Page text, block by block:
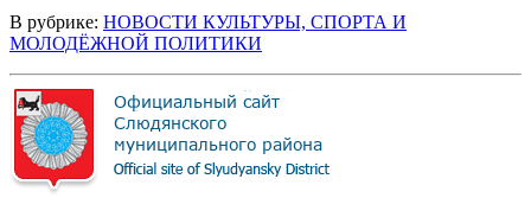
В рубрике: НОВОСТИ КУЛЬТУРЫ, СПОРТА И
МОЛОДЁЖНОЙ ПОЛИТИКИ